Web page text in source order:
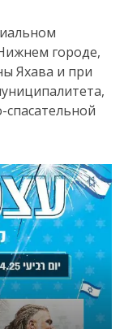
городе,
Яхава и при